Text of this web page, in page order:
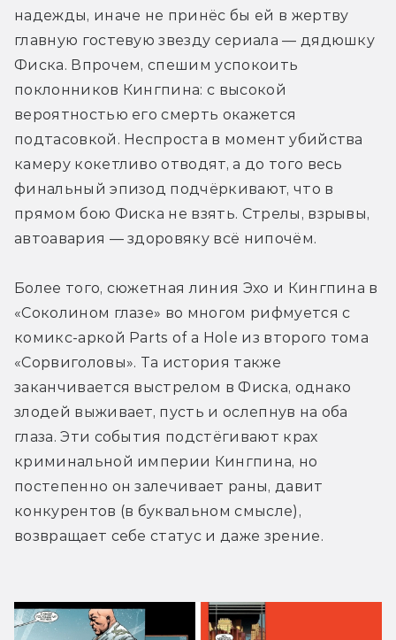
надежды, иначе не принёс бы ей в жертву
главную гостевую звезду сериала — дядюшку
Фиска. Впрочем, спешим успокоить
поклонников Кингпина: с высокой
вероятностью его смерть окажется
подтасовкой. Неспроста в момент убийства
камеру кокетливо отводят, а до того весь
финальный эпизод подчёркивают, что в
прямом бою Фиска не взять. Стрелы, взрывы,
автоавария — здоровяку всё нипочём.
Более того, сюжетная линия Эхо и Кингпина в
«Соколином глазе» во многом рифмуется с
комикс-аркой Parts of a Hole из второго тома
«Сорвиголовы». Та история также
заканчивается выстрелом в Фиска, однако
злодей выживает, пусть и ослепнув на оба
глаза. Эти события подстёгивают крах
криминальной империи Кингпина, но
постепенно он залечивает раны, давит
конкурентов (в буквальном смысле),
возвращает себе статус и даже зрение.